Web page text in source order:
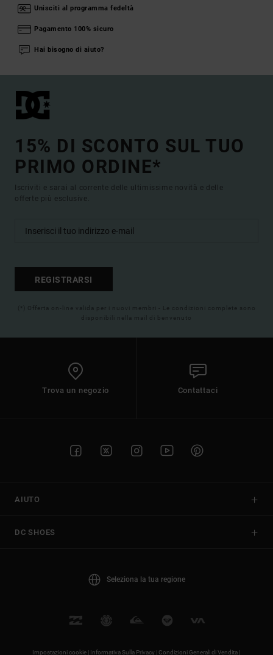
Unisciti al programma fedeltà
Pagamento 100% sicuro
Hai bisogno di aiuto?
15% DI SCONTO SUL TUO
PRIMO ORDINE*
Iscriviti e sarai al corrente delle ultimissime novità e delle
offerte più esclusive.
REGISTRARSI
(*) Offerta on-line valida per i nuovi membri - Le condizioni complete sono
disponibili nella mail di benvenuto
Trova un negozio Contattaci
AIUTO
DC SHOES
Seleziona la tua regione
Impostazioni cookie | Informativa Sulla Privacy |Condizioni Generali di Vendita |